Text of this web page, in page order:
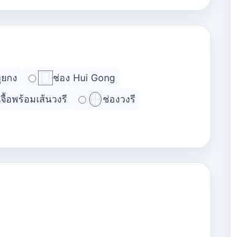
กง
ช่อง Hui Gong
อพร้อมเส้นวงรี
ช่องวงรี